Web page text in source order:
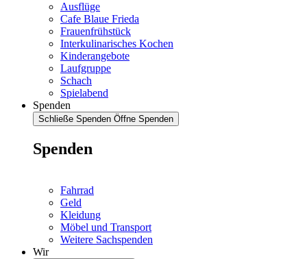
Ausflüge
Cafe Blaue Frieda
Frauenfrühstück
Interkulinarisches Kochen
Kinderangebote
Laufgruppe
Schach
Spielabend
Spenden
Schließe Spenden Öffne Spenden
Spenden
Fahrrad
Geld
Kleidung
Möbel und Transport
Weitere Sachspenden
Wir